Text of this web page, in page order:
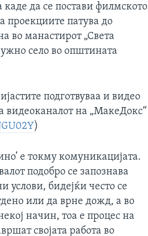
каде да се постави филмското
проекциите патува до
во манастирот „Света
село во општината
подготвуваа и видео
видеоканалот на „МакеДокс“
)
е токму комуникацијата.
подобро се запознава
услови, бидејќи често се
или да врне дожд, а во
начин, тоа е процес на
својата работа во